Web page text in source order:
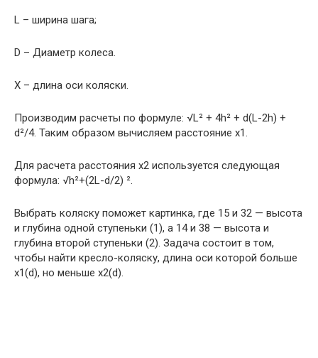
L – ширина шага;
D – Диаметр колеса.
Х – длина оси коляски.
Производим расчеты по формуле: √L² + 4h² + d(L-2h) +
d²/4. Таким образом вычисляем расстояние x1.
Для расчета расстояния x2 используется следующая
формула: √h²+(2L-d/2) ².
Выбрать коляску поможет картинка, где 15 и 32 — высота
и глубина одной ступеньки (1), а 14 и 38 — высота и
глубина второй ступеньки (2). Задача состоит в том,
чтобы найти кресло-коляску, длина оси которой больше
x1(d), но меньше x2(d).